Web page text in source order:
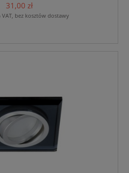
31,00 zł
VAT, bez kosztów dostawy